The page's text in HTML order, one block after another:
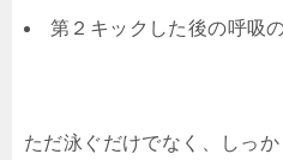
第２キックした後の呼吸
ただ泳ぐだけでなく、しっ